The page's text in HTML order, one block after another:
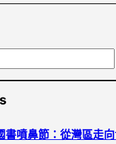
噴鼻節：從灣區走